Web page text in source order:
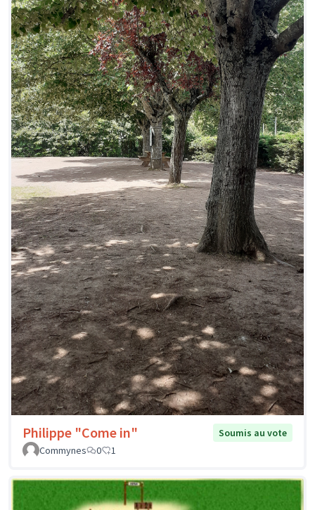
Philippe "Come in"
Soumis au vote
Commynes
0 1